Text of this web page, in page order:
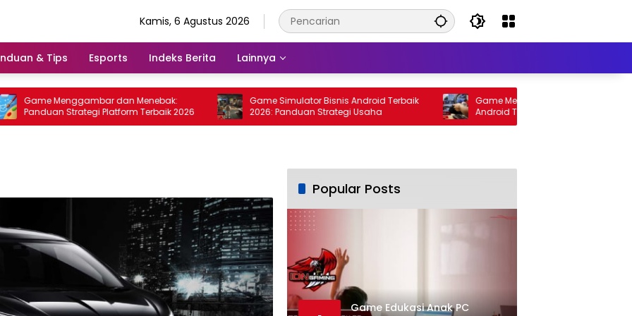
Kamis, 6 Agustus 2026
& Tips Esports Indeks Berita Lainnya
Game Menggambar dan Menebak:
Panduan Strategi Platform Terbaik 2026
Game Simulator Bisnis Android Terbaik
2026: Panduan Strategi Usaha
Game Menyetir Mobil Asli Indonesia
Android Terbaik 2026 Paling Realistis
Popular Posts
Game Edukasi Anak PC